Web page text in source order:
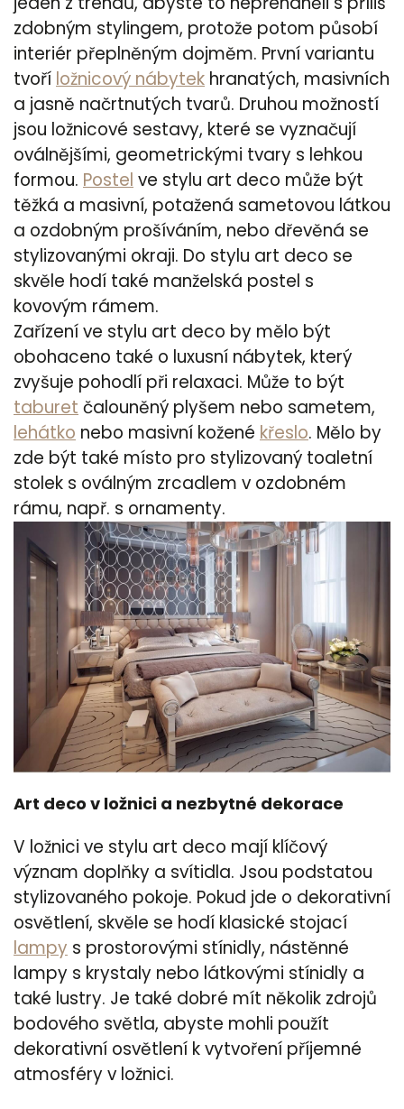
zdobným stylingem, protože potom působí
interiér přeplněným dojměm. První variantu
tvoří ložnicový nábytek hranatých, masivních
a jasně načrtnutých tvarů. Druhou možností
jsou ložnicové sestavy, které se vyznačují
oválnějšími, geometrickými tvary s lehkou
formou. Postel ve stylu art deco může být
těžká a masivní, potažená sametovou látkou
a ozdobným prošíváním, nebo dřevěná se
stylizovanými okraji. Do stylu art deco se
skvěle hodí také manželská postel s
kovovým rámem.
Zařízení ve stylu art deco by mělo být
obohaceno také o luxusní nábytek, který
zvyšuje pohodlí při relaxaci. Může to být
taburet čalouněný plyšem nebo sametem,
lehátko nebo masivní kožené křeslo. Mělo by
zde být také místo pro stylizovaný toaletní
stolek s oválným zrcadlem v ozdobném
rámu, např. s ornamenty.
Art deco v ložnici a nezbytné dekorace
V ložnici ve stylu art deco mají klíčový
význam doplňky a svítidla. Jsou podstatou
stylizovaného pokoje. Pokud jde o dekorativní
osvětlení, skvěle se hodí klasické stojací
lampy s prostorovými stínidly, nástěnné
lampy s krystaly nebo látkovými stínidly a
také lustry. Je také dobré mít několik zdrojů
bodového světla, abyste mohli použít
dekorativní osvětlení k vytvoření příjemné
atmosféry v ložnici.